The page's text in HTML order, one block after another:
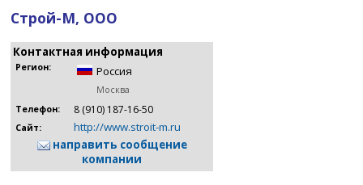
Строй-М, ООО
Контактная информация
Регион: Россия
Москва
Телефон:
8 (910) 187-16-50
Сайт:
http://www.stroit-m.ru
направить сообщение
компании